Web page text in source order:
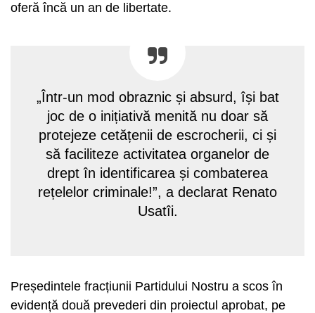
oferă încă un an de libertate.
„Într-un mod obraznic și absurd, își bat
joc de o inițiativă menită nu doar să
protejeze cetățenii de escrocherii, ci și
să faciliteze activitatea organelor de
drept în identificarea și combaterea
rețelelor criminale!”, a declarat Renato
Usatîi.
Președintele fracțiunii Partidului Nostru a scos în
evidență două prevederi din proiectul aprobat, pe